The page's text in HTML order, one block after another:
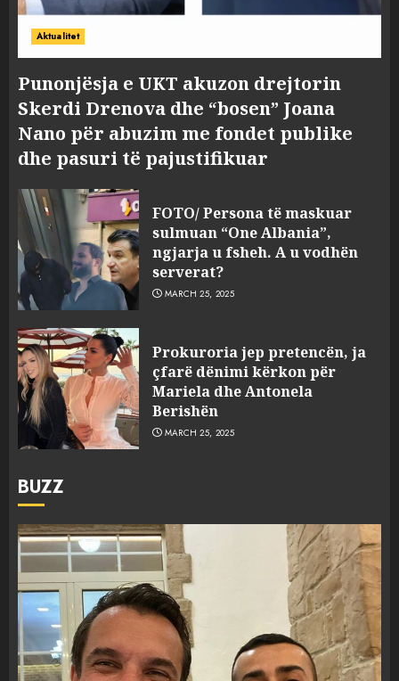
Aktualitet
Punonjësja e UKT akuzon drejtorin
Skerdi Drenova dhe “bosen” Joana
Nano për abuzim me fondet publike
dhe pasuri të pajustifikuar
FOTO/ Persona të maskuar
sulmuan “One Albania”,
ngjarja u fsheh. A u vodhën
serverat?
MARCH 25, 2025
Prokuroria jep pretencën, ja
çfarë dënimi kërkon për
Mariela dhe Antonela
Berishën
MARCH 25, 2025
BUZZ